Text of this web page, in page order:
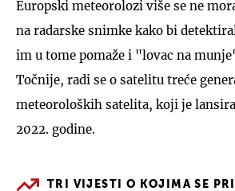
Europski meteorolozi više se ne
na radarske snimke kako bi
im u tome pomaže i "lovac na
Točnije, radi se o satelitu treće
meteoroloških satelita, koji je
2022. godine.
TRI VIJESTI O KOJIMA SE